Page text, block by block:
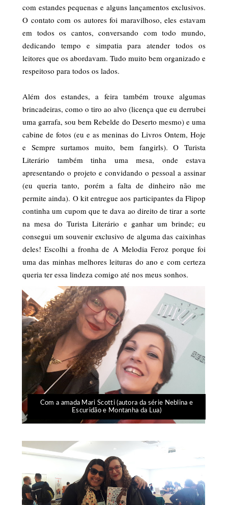
com estandes pequenas e alguns lançamentos exclusivos.
O contato com os autores foi maravilhoso, eles estavam
em todos os cantos, conversando com todo mundo,
dedicando tempo e simpatia para atender todos os
leitores que os abordavam. Tudo muito bem organizado e
respeitoso para todos os lados.
Além dos estandes, a feira também trouxe algumas
brincadeiras, como o tiro ao alvo (licença que eu derrubei
uma garrafa, sou bem Rebelde do Deserto mesmo) e uma
cabine de fotos (eu e as meninas do Livros Ontem, Hoje
e Sempre surtamos muito, bem fangirls). O Turista
Literário também tinha uma mesa, onde estava
apresentando o projeto e convidando o pessoal a assinar
(eu queria tanto, porém a falta de dinheiro não me
permite ainda). O kit entregue aos participantes da Flipop
continha um cupom que te dava ao direito de tirar a sorte
na mesa do Turista Literário e ganhar um brinde; eu
consegui um souvenir exclusivo de alguma das caixinhas
deles! Escolhi a fronha de A Melodia Feroz porque foi
uma das minhas melhores leituras do ano e com certeza
queria ter essa lindeza comigo até nos meus sonhos.
Com a amada Mari Scotti (autora da série Neblina e
Escuridão e Montanha da Lua)